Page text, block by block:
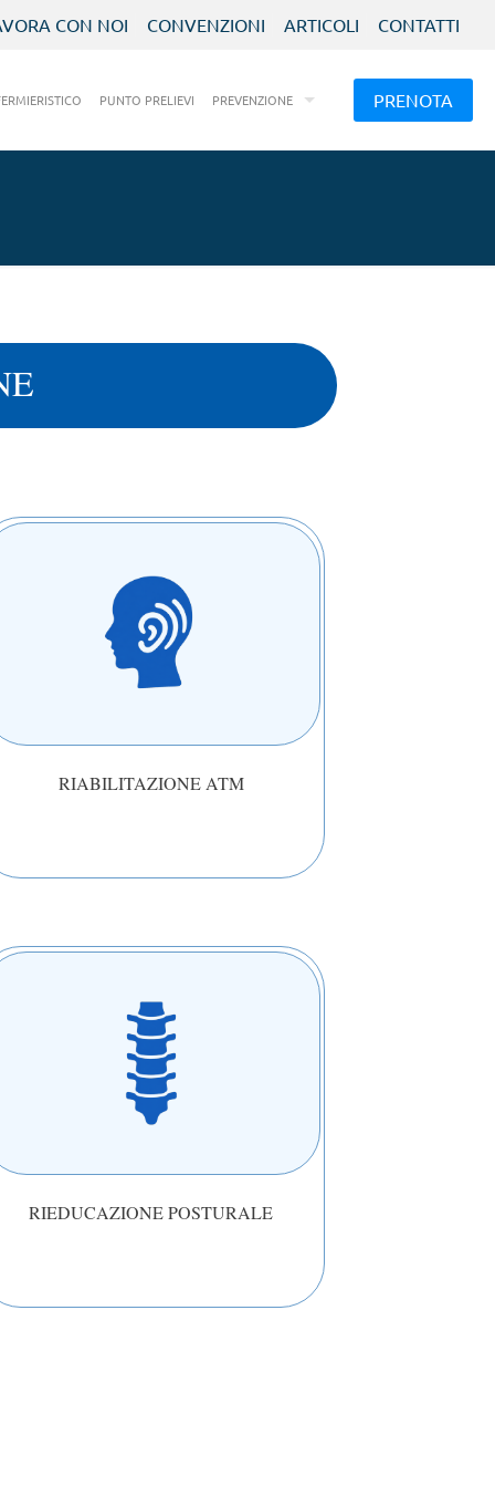
CON NOI CONVENZIONI ARTICOLI CONTATTI
PUNTO PRELIEVI PREVENZIONE PRENOTA
RIABILITAZIONE ATM
RIEDUCAZIONE POSTURALE